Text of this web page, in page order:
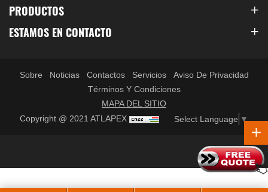
PRODUCTOS
ESTAMOS EN CONTACTO
Sobre Noticias Contactos Servicios
Aviso De Privacidad
Términos Y Condiciones
MAPA DEL SITIO
Copyright @ 2021 ATLAPEX
Select Language ▼